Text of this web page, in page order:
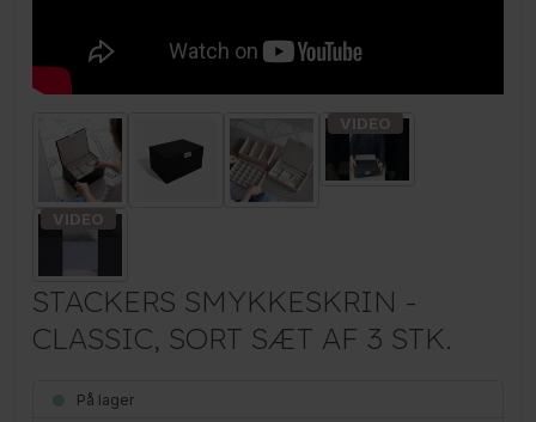
STACKERS SMYKKESKRIN -
CLASSIC, SORT SÆT AF 3 STK.
På lager